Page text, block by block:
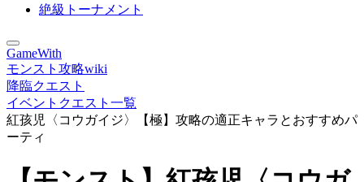
絶級トーナメント
GameWith
モンスト攻略wiki
降臨クエスト
イベントクエスト一覧
紅孩児〈コウガイジ〉【極】攻略の適正キャラとおすすめパ
ーティ